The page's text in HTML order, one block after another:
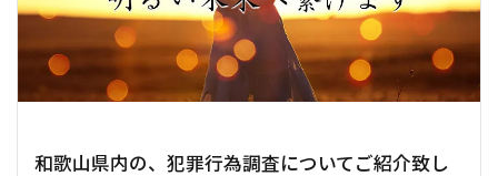
和歌山県内の、犯罪行為調査についてご紹介致し